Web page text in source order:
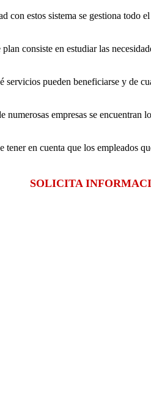
con estos sistema se gestiona todo
consiste en estudiar las
pueden beneficiarse y de
empresas se encuentran
tener en cuenta que los empleados
SOLICITA